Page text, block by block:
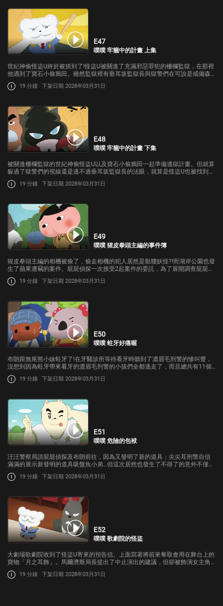
E47
噗噗 牢籠中的計畫 上集
世紀神偷怪盜U終於被抓到了!怪盜U被關進了充滿邪惡罪犯的柵欄監獄，在那裡
他遇到了寶石小偷鴉田。雖然監獄裡有垂耳坂監獄長與獄警們在可說是戒備森
嚴，但怪盜U還是想到了神祕的計畫準備逃獄…
19 分鐘 下架日期 2028年03月31日
E48
噗噗 牢籠中的計畫 下集
被關進柵欄監獄的世紀神偷怪盜U以及寶石小偷鴉田一起準備逃獄計畫。但就算
躲過了獄警們的視線還是逃不過垂耳坂監獄長的法眼，就算是怪盜U也被找到
了，究竟怪盜U等人的命運會如何呢?
19 分鐘 下架日期 2028年03月31日
E49
噗噗 猩皮拳頭主編的事件簿
猩皮拳頭主編的相機被偷了，偷走相機的犯人居然是骷髏妖怪?!而湖岸公園也發
生了蘋果遭竊的案件。屁屁偵探一次接受2起案件的委託，為了展開調查屁屁偵
探等人前往湖岸公園；在公園玩棒球的小朋友們說他們看到了骷髏妖怪?!2起案
件的真相到底是什麼呢
19 分鐘 下架日期 2028年03月31日
E50
噗噗 蛀牙好痛喔
布朗跟無尾熊小妹蛀牙了!在牙醫診所等待看牙時聽到了濃眉毛刑警的慘叫聲，
沒想到因為蛀牙帶來看牙的濃眉毛刑警的小孩們全都逃走了，而且總共有11個
小孩!?布朗與無尾熊小妹為了找回孩子們並帶去看牙醫一起上街展開搜尋!
19 分鐘 下架日期 2028年03月31日
E51
噗噗 危險的包袱
汪汪警察局請屁屁偵探及布朗前往，因為又發明了新的道具；尖尖耳刑警自信
滿滿的展示新發明的道具吸盤魚小弟…但這次居然也發生了不得了的意外不僅如
此布朗還會遭遇危險?!屁屁偵探能夠解除這次的危機嗎?
19 分鐘 下架日期 2028年03月31日
E52
噗噗 歌劇院的怪盜
大劇場歌劇院收到了怪盜U寄來的預告信。上面寫著將前來奪取會用在舞台上的
寶物「月之耳飾」。馬爾濟斯局長提出了中止演出的建議，但卻被飾演女主角
的演員兔百合小姐駁回；屁屁偵探能夠保護寶物並讓劇順利演出嗎?
19 分鐘 下架日期 2028年03月31日